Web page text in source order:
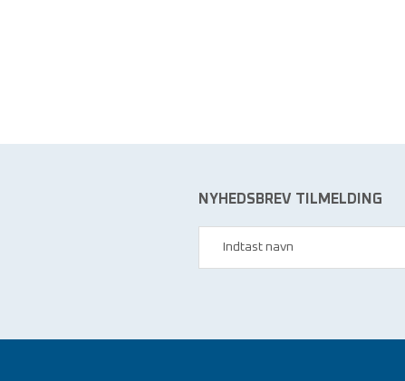
NYHEDSBREV TILMELDING